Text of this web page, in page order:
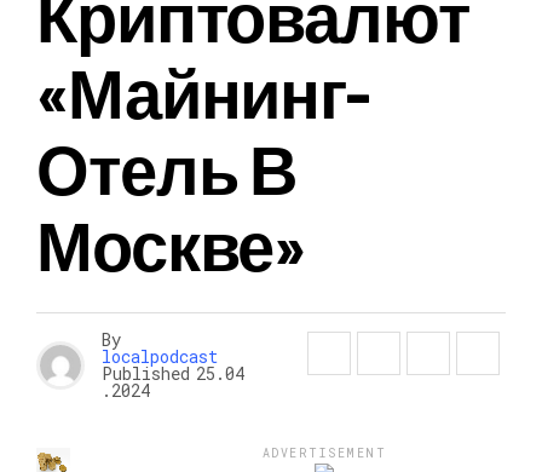
«Майнинг-
Отель В
Москве»
By
localpodcast
Published 25.04
.2024
ADVERTISEMENT